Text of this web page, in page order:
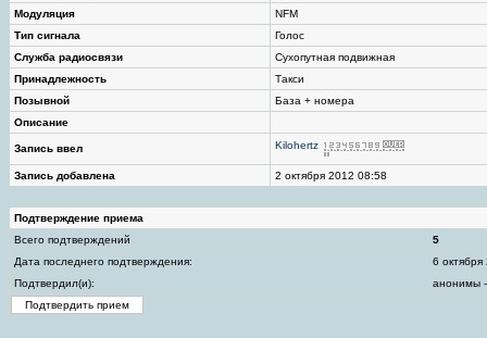
Модуляция
NFM
Тип сигнала
Голос
Служба радиосвязи
Сухопутная подвижная
Принадлежность
Такси
Позывной
База + номера
Описание
Запись ввел Kilohertz
Запись добавлена 2 октября 2012 08:58
Подтверждение приема
Всего подтверждений
5
Дата последнего подтверждения:
6
Подтвердил(и):
анонимы